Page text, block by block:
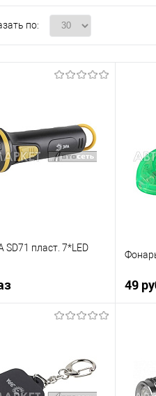
по:
SD71 пласт. 7*LED
К сравнению
Недоступно
49
В